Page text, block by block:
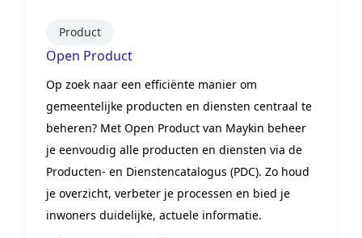
Product
Open Product
Op zoek naar een efficiënte manier om
gemeentelijke producten en diensten centraal te
beheren? Met Open Product van Maykin beheer
je eenvoudig alle producten en diensten via de
Producten- en Dienstencatalogus (PDC). Zo houd
je overzicht, verbeter je processen en bied je
inwoners duidelijke, actuele informatie.